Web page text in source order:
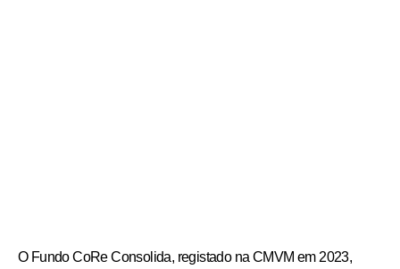
O Fundo CoRe Consolida, registado na CMVM em 2023,